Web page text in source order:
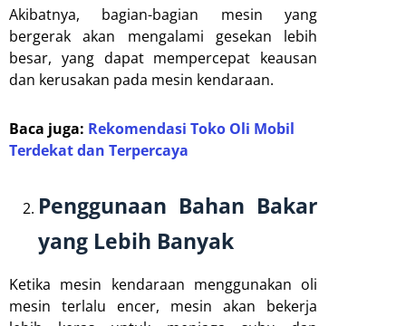
Akibatnya, bagian-bagian mesin yang
bergerak akan mengalami gesekan lebih
besar, yang dapat mempercepat keausan
dan kerusakan pada mesin kendaraan.
Baca juga: Rekomendasi Toko Oli Mobil
Terdekat dan Terpercaya
Penggunaan Bahan Bakar
yang Lebih Banyak
Ketika mesin kendaraan menggunakan oli
mesin terlalu encer, mesin akan bekerja